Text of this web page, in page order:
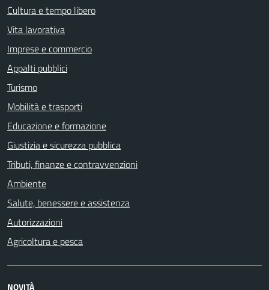
Cultura e tempo libero
Vita lavorativa
Imprese e commercio
Appalti pubblici
Turismo
Mobilità e trasporti
Educazione e formazione
Giustizia e sicurezza pubblica
Tributi, finanze e contravvenzioni
Ambiente
Salute, benessere e assistenza
Autorizzazioni
Agricoltura e pesca
NOVITÀ